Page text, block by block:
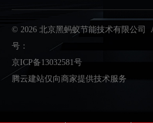
© 2026 北京黑蚂蚁节能技术有限公司
号：
京ICP备13032581号
腾云建站仅向商家提供技术服务